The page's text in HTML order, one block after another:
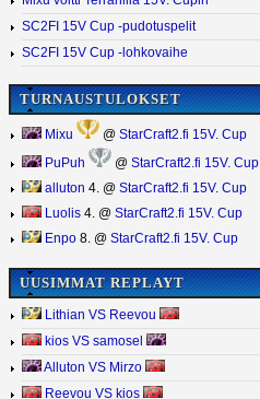
SC2FI 15V Cup -pudotuspelit
SC2FI 15V Cup -lohkovaihe
TURNAUSTULOKSET
Mixu @ StarCraft2.fi 15V. Cup
PuPuh @ StarCraft2.fi 15V. Cup
alluton 4. @ StarCraft2.fi 15V. Cup
Luolis 4. @ StarCraft2.fi 15V. Cup
Enpo 8. @ StarCraft2.fi 15V. Cup
UUSIMMAT REPLAYT
Lithian VS Reevou
kios VS samosel
Alluton VS Mirzo
Reevou VS kios